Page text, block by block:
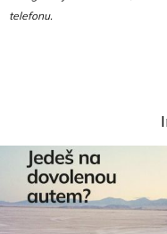
telefonu.